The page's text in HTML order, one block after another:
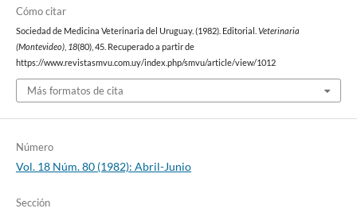
Cómo citar
Sociedad de Medicina Veterinaria del Uruguay. (1982). Editorial. Veterinaria
(Montevideo), 18(80), 45. Recuperado a partir de
https://www.revistasmvu.com.uy/index.php/smvu/article/view/1012
Más formatos de cita
Número
Vol. 18 Núm. 80 (1982): Abril-Junio
Sección